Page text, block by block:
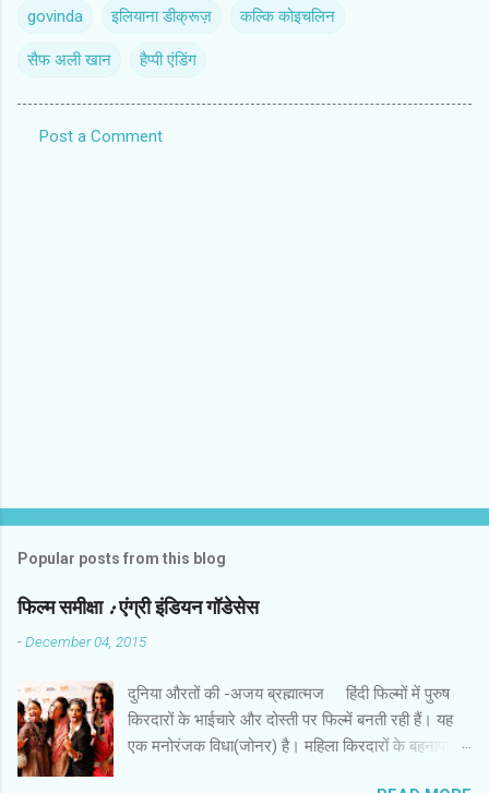
govinda इलियाना डीक्रूज़ कल्कि कोइचलिन
सैफ अली खान हैप्पी एंडिंग
Post a Comment
Popular posts from this blog
फिल्‍म समीक्षा : एंग्री इंडियन गॉडेसेस
-December 04, 2015
दुनिया औरतों की -अजय ब्रह्मात्‍मज हिंदी फिल्‍मों में पुरुष
किरदारों के भाईचारे और दोस्‍ती पर फिल्‍में बनती रही हैं। यह
एक मनोरंजक विधा(जोनर) है। महिला किरदारों के बहनापा